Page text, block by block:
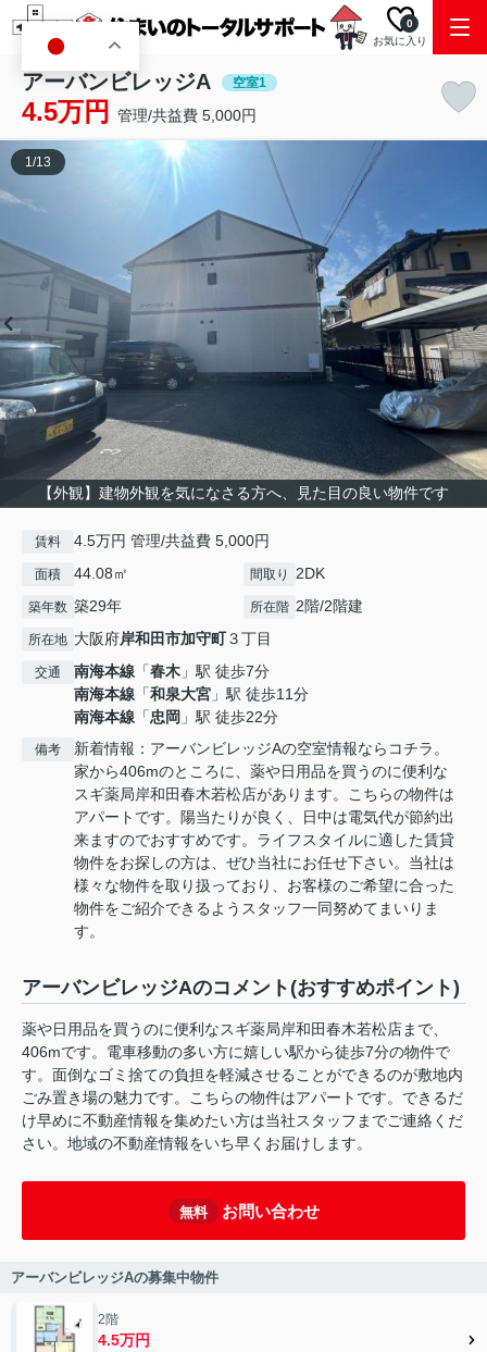
お気に入り
0
アーバンビレッジA 空室1
4.5万円 管理/共益費 5,000円
【外観】建物外観を気になさる方へ、見た目の良い物件です
1/13
賃料 4.5万円 管理/共益費 5,000円
面積 44.08㎡ 間取り 2DK
築年数 築29年 所在階 2階/2階建
所在地 大阪府岸和田市加守町３丁目
交通 南海本線 「春木 」駅 徒歩7分
南海本線 「和泉大宮 」駅 徒歩11分
南海本線 「忠岡 」駅 徒歩22分
備考
新着情報：アーバンビレッジAの空室情報ならコチラ。
家から406mのところに、薬や日用品を買うのに便利な
スギ薬局岸和田春木若松店があります。こちらの物件は
アパートです。陽当たりが良く、日中は電気代が節約出
来ますのでおすすめです。ライフスタイルに適した賃貸
物件をお探しの方は、ぜひ当社にお任せ下さい。当社は
様々な物件を取り扱っており、お客様のご希望に合った
物件をご紹介できるようスタッフ一同努めてまいりま
す。
アーバンビレッジAのコメント(おすすめポイント)
薬や日用品を買うのに便利なスギ薬局岸和田春木若松店まで、
406mです。電車移動の多い方に嬉しい駅から徒歩7分の物件で
す。面倒なゴミ捨ての負担を軽減させることができるのが敷地内
ごみ置き場の魅力です。こちらの物件はアパートです。できるだ
け早めに不動産情報を集めたい方は当社スタッフまでご連絡くだ
さい。地域の不動産情報をいち早くお届けします。
無料 お問い合わせ
アーバンビレッジAの募集中物件
2階
4.5万円